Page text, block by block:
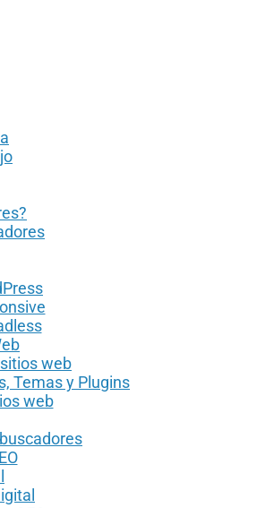
web
Temas y Plugins
web